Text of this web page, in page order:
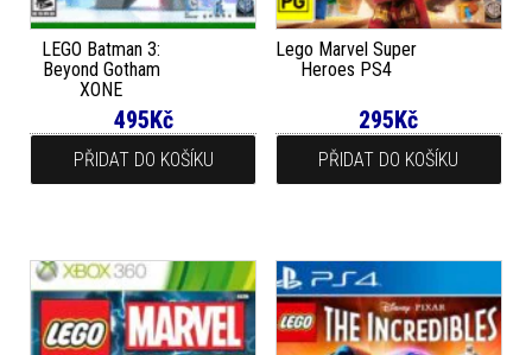
LEGO Batman 3:
Beyond Gotham
XONE
495Kč
PŘIDAT DO KOŠÍKU
Lego Marvel Super
Heroes PS4
295Kč
PŘIDAT DO KOŠÍKU